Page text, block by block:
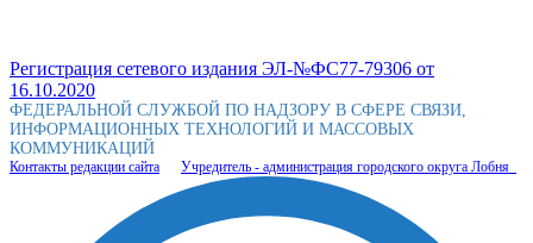
Регистрация сетевого издания ЭЛ-№ФС77-79306 от
16.10.2020
ФЕДЕРАЛЬНОЙ СЛУЖБОЙ ПО НАДЗОРУ В СФЕРЕ СВЯЗИ,
ИНФОРМАЦИОННЫХ ТЕХНОЛОГИЙ И МАССОВЫХ
КОММУНИКАЦИЙ
Контакты редакции сайта Учредитель - администрация городского округа Лобня